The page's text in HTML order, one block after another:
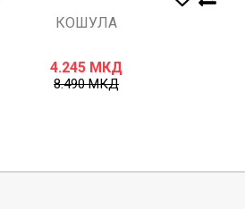
КОШУЛА
4.245 МКД
8.490МКД